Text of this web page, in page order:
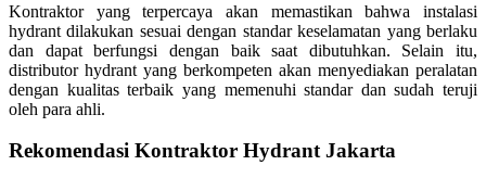
Kontraktor yang terpercaya akan memastikan bahwa instalasi
hydrant dilakukan sesuai dengan standar keselamatan yang berlaku
dan dapat berfungsi dengan baik saat dibutuhkan. Selain itu,
distributor hydrant yang berkompeten akan menyediakan peralatan
dengan kualitas terbaik yang memenuhi standar dan sudah teruji
oleh para ahli.
Rekomendasi Kontraktor Hydrant Jakarta